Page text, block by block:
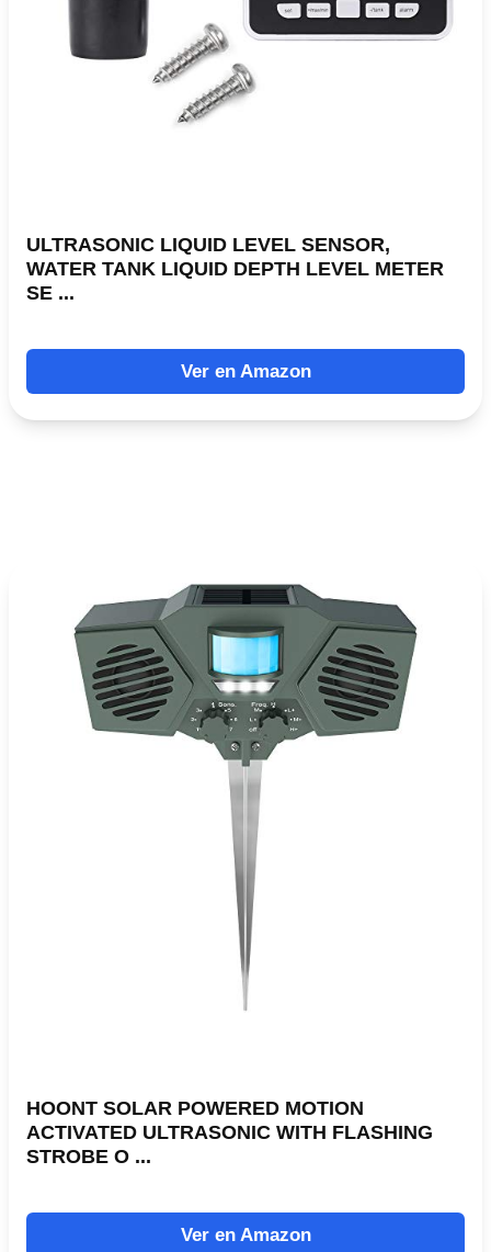
ULTRASONIC LIQUID LEVEL SENSOR,
WATER TANK LIQUID DEPTH LEVEL METER
SE ...
Ver en Amazon
HOONT SOLAR POWERED MOTION
ACTIVATED ULTRASONIC WITH FLASHING
STROBE O ...
Ver en Amazon